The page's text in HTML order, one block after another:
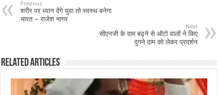
Previous
शरीर पर ध्यान देंगे युवा तो स्वस्थ बनेगा
भारत – राजेश नागर
Next
सीएनजी के दाम बढ़ने से ऑटो वालों ने किए
दुगने दाम को लेकर प्रदर्शन
Related Articles